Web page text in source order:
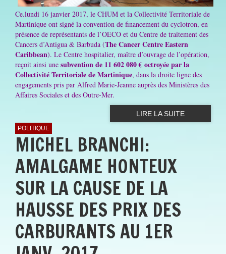
Ce.lundi 16 janvier 2017, le CHUM et la Collectivité Territoriale de
Martinique ont signé la convention de financement du cyclotron, en
présence de représentants de l’OECO et du Centre de traitement des
Cancers d’Antigua & Barbuda (The Cancer Centre Eastern
Caribbean). Le Centre hospitalier, maître d’ouvrage de l’opération,
reçoit ainsi une subvention de 11 602 080 € octroyée par la
Collectivité Territoriale de Martinique, dans la droite ligne des
engagements pris par Alfred Marie-Jeanne auprès des Ministères des
Affaires Sociales et des Outre-Mer.
LIRE LA SUITE
POLITIQUE
MICHEL BRANCHI:
AMALGAME HONTEUX
SUR LA CAUSE DE LA
HAUSSE DES PRIX DES
CARBURANTS AU 1ER